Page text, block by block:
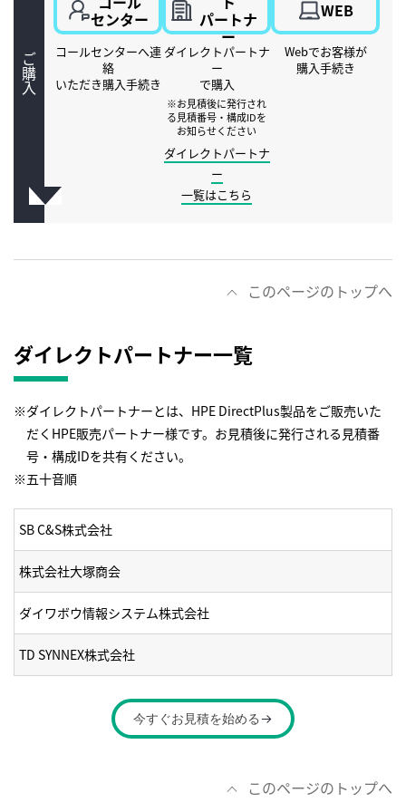
ご購入
センター
コールセンターへ連
絡
いただき購入手続き
パートナ
ー
ダイレクトパートナ
ー
で購入
※お見積後に発行され
る見積番号・構成IDを
お知らせください
ダイレクトパートナ
ー
一覧はこちら
WEB
Webでお客様が
購入手続き
このページのトップへ
ダイレクトパートナー一覧
※ダイレクトパートナーとは、HPE DirectPlus製品をご販売いた
だくHPE販売パートナー様です。お見積後に発行される見積番
号・構成IDを共有ください。
※五十音順
SB C&S株式会社
株式会社大塚商会
ダイワボウ情報システム株式会社
TD SYNNEX株式会社
今すぐお見積を始める
このページのトップへ